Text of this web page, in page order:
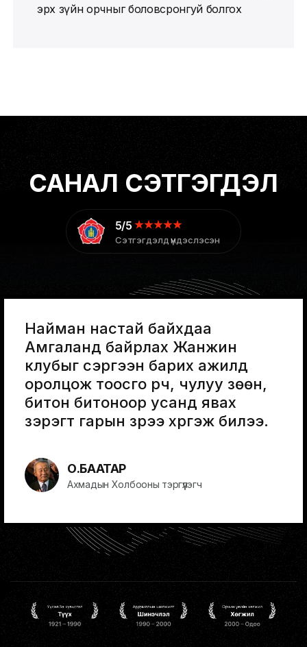
эрх зүйн орчныг боловсронгуй болгох
САНАЛ СЭТГЭГДЭЛ
5/5
Сэтгэгдэлд үндэслэсэн
Найман настай байхдаа
Амгаланд байрлах Жанжин
клубыг сэргээн барих ажилд
оролцож тоосго үүрч, чулуу зөөн,
битон битоноор усанд явах
зэрэгт гарын үзүүрээ хүргэж билээ.
О.БААТАР
Ахмадын Холбооны тэргүүлэгч